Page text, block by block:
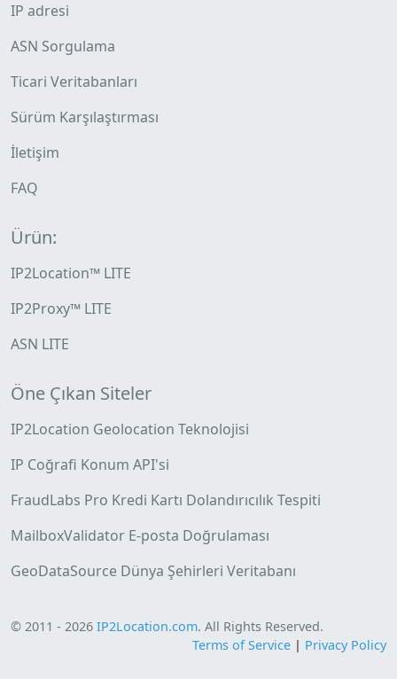
IP adresi
ASN Sorgulama
Ticari Veritabanları
Sürüm Karşılaştırması
İletişim
FAQ
Ürün:
IP2Location™ LITE
IP2Proxy™ LITE
ASN LITE
Öne Çıkan Siteler
IP2Location Geolocation Teknolojisi
IP Coğrafi Konum API'si
FraudLabs Pro Kredi Kartı Dolandırıcılık Tespiti
MailboxValidator E-posta Doğrulaması
GeoDataSource Dünya Şehirleri Veritabanı
© 2011 - 2026 IP2Location.com. All Rights Reserved.
Terms of Service | Privacy Policy